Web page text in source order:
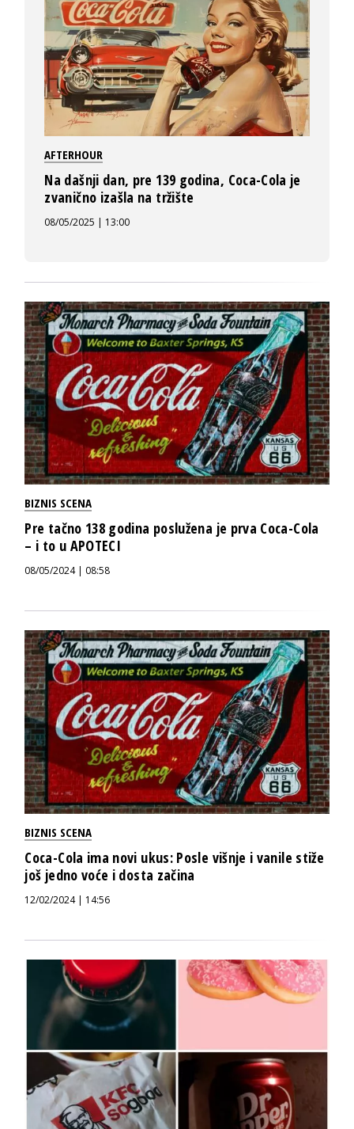
AFTERHOUR
Na dašnji dan, pre 139 godina, Coca-Cola je
zvanično izašla na tržište
08/05/2025 | 13:00
BIZNIS SCENA
Pre tačno 138 godina poslužena je prva Coca-Cola
– i to u APOTECI
08/05/2024 | 08:58
BIZNIS SCENA
Coca-Cola ima novi ukus: Posle višnje i vanile stiže
još jedno voće i dosta začina
12/02/2024 | 14:56